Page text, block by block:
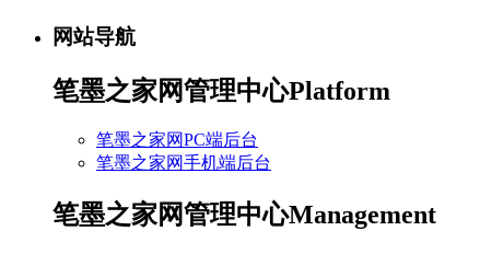
网站导航
笔墨之家网管理中心Platform
笔墨之家网PC端后台
笔墨之家网手机端后台
笔墨之家网管理中心Management